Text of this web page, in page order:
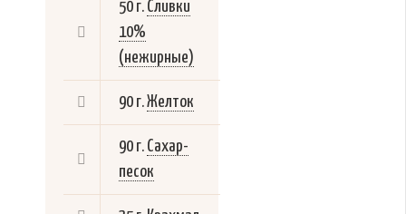
50 г. Сливки
10%
(нежирные)
90 г.Желток
90 г. Сахар-
песок